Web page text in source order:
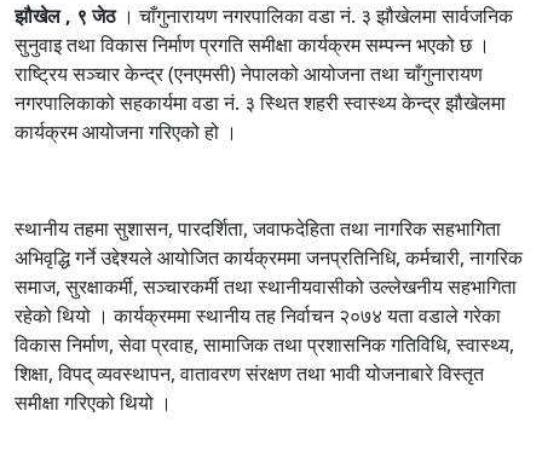
झौखेल , ९ जेठ। चाँगुनारायण नगरपालिका वडा नं. ३ झौखेलमा सार्वजनिक
सुनुवाइ तथा विकास निर्माण प्रगति समीक्षा कार्यक्रम सम्पन्न भएको छ ।
राष्ट्रिय सञ्चार केन्द्र (एनएमसी) नेपालको आयोजना तथा चाँगुनारायण
नगरपालिकाको सहकार्यमा वडा नं. ३ स्थित शहरी स्वास्थ्य केन्द्र झौखेलमा
कार्यक्रम आयोजना गरिएको हो ।
स्थानीय तहमा सुशासन, पारदर्शिता, जवाफदेहिता तथा नागरिक सहभागिता
अभिवृद्धि गर्ने उद्देश्यले आयोजित कार्यक्रममा जनप्रतिनिधि, कर्मचारी, नागरिक
समाज, सुरक्षाकर्मी, सञ्चारकर्मी तथा स्थानीयवासीको उल्लेखनीय सहभागिता
रहेको थियो । कार्यक्रममा स्थानीय तह निर्वाचन २०७४ यता वडाले गरेका
विकास निर्माण, सेवा प्रवाह, सामाजिक तथा प्रशासनिक गतिविधि, स्वास्थ्य,
शिक्षा, विपद् व्यवस्थापन, वातावरण संरक्षण तथा भावी योजनाबारे विस्तृत
समीक्षा गरिएको थियो ।